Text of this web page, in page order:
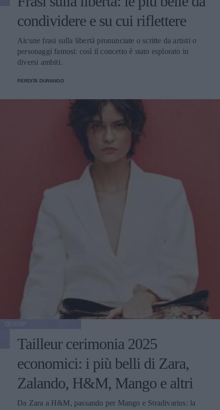
condividere e su cui riflettere
Alcune frasi sulla libertà pronunciate o scritte da artisti o
personaggi famosi: così il concetto è stato esplorato in
diversi ambiti.
PERDITA DURANGO
Tailleur cerimonia 2025
economici: i più belli di Zara,
Zalando, H&M, Mango e altri
Da Zara a H&M, passando per Mango e Stradivarius: la